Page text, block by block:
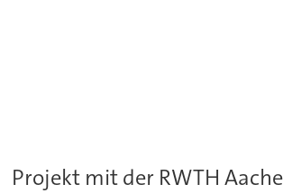
Projekt mit der RWTH